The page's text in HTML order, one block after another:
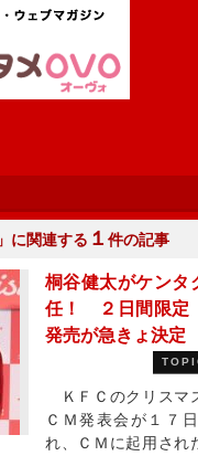
」に関連する １ 件の記事
桐谷健太がケンタ
任！ ２日間限定
発売が急きょ決定
ＫＦＣのクリスマ
ＣＭ発表会が１７
れ、ＣＭに起用され